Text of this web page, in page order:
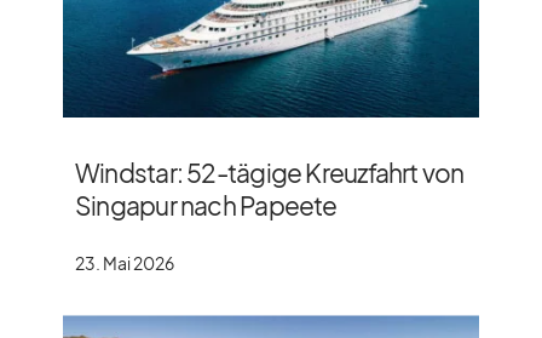
Windstar: 52-tägige Kreuzfahrt von
Singapur nach Papeete
23. Mai 2026